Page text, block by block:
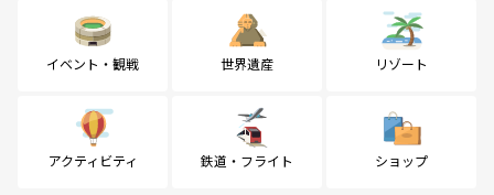
イベント・観戦 世界遺産 リゾート
アクティビティ 鉄道・フライト ショップ